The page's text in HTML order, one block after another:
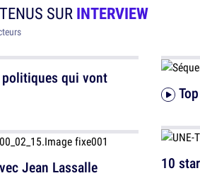
SURINTERVIEW
qui vont
Jean Lassalle 10